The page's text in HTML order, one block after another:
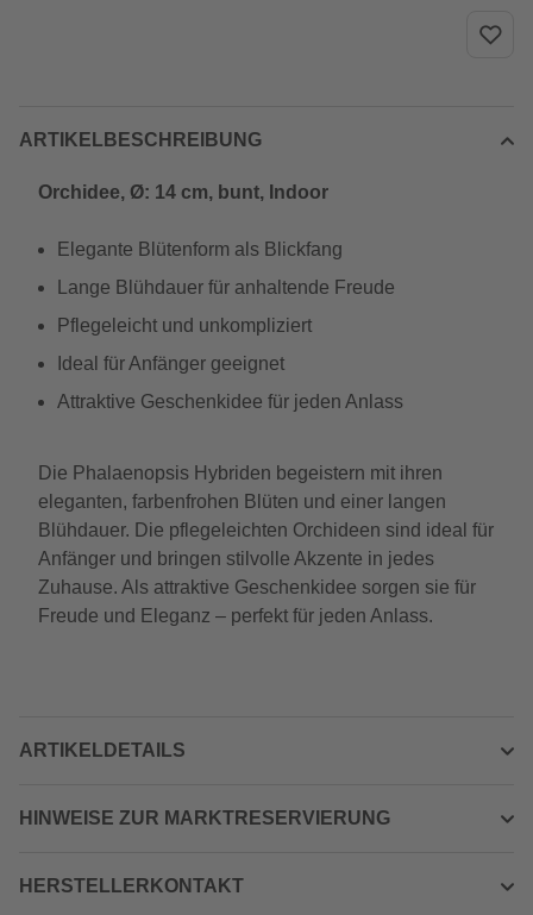
ARTIKELBESCHREIBUNG
Orchidee, Ø: 14 cm, bunt, Indoor
Elegante Blütenform als Blickfang
Lange Blühdauer für anhaltende Freude
Pflegeleicht und unkompliziert
Ideal für Anfänger geeignet
Attraktive Geschenkidee für jeden Anlass
Die Phalaenopsis Hybriden begeistern mit ihren
eleganten, farbenfrohen Blüten und einer langen
Blühdauer. Die pflegeleichten Orchideen sind ideal für
Anfänger und bringen stilvolle Akzente in jedes
Zuhause. Als attraktive Geschenkidee sorgen sie für
Freude und Eleganz – perfekt für jeden Anlass.
ARTIKELDETAILS
HINWEISE ZUR MARKTRESERVIERUNG
HERSTELLERKONTAKT